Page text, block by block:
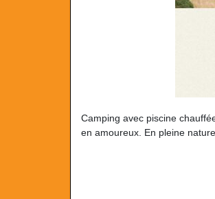
Camping avec piscine
en amoureux. En pleine nature